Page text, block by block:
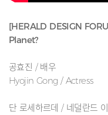
[HERALD DESIGN
Planet?
공효진 / 배우
Hyojin Gong / Actress
단 로세하르데 / 네덜란드